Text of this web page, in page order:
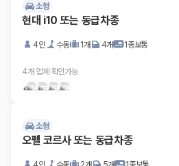
소형
현대 i10 또는 동급차종
4인 수동 1개 4개 1종보통
4개 업체 확인가능
소형
오펠 코르사 또는 동급차종